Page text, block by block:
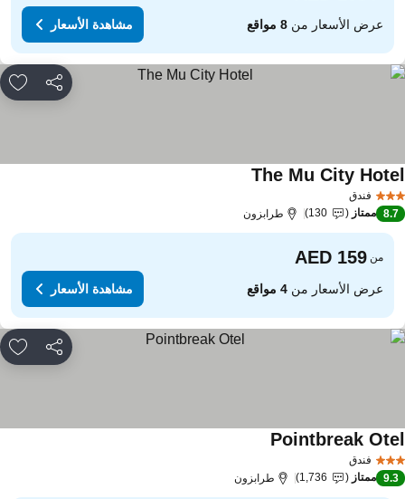
عرض الأسعار من8 مواقع مشاهدة الأسعار
مشاركة
فندق
The Mu Cityمشاهدة الأسعار
8.7 ممتاز 130 طرابزون
من
عرض الأسعار من4 مواقع مشاهدة الأسعار
مشاركة
فندق
Pointbreakمشاهدة الأسعار
9.3 ممتاز 1,736 طرابزون